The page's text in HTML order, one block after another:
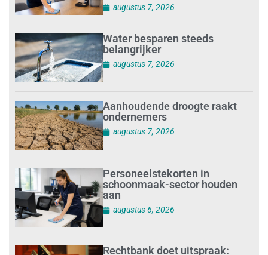
augustus 7, 2026
Water besparen steeds
belangrijker
augustus 7, 2026
Aanhoudende droogte raakt
ondernemers
augustus 7, 2026
Personeelstekorten in
schoonmaak-sector houden
aan
augustus 6, 2026
Rechtbank doet uitspraak: